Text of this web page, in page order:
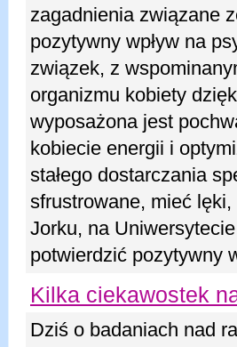
zagadnienia związane
pozytywny wpływ na
związek, z
organizmu kobiety
wyposażona jest
kobiecie energii i
stałego dostarczania
sfrustrowane, mieć
Jorku, na
potwierdzić pozytywny
Kilka ciekawostek
Dziś o badaniach nad